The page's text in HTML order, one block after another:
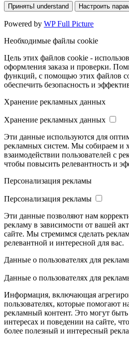
Принять I understand Настроить
Powered by WP Full Picture
Необходимые файлы cookie
Цель этих файлов cookie -
оформления заказа и проверки.
функций, с помощью этих файлов
обеспечить безопасность и
Хранение рекламных данных
Хранение рекламных данных
Эти данные используются для
рекламных систем. Мы собираем и
взаимодействии пользователей с
чтобы повысить релевантность и
Персонализация рекламы
Персонализация рекламы
Эти данные позволяют нам
рекламу в зависимости от вашей
сайте. Мы стремимся сделать
релевантной и интересной для вас.
Данные о пользователях для
Данные о пользователях для
Информация, включающая
пользователях, которые помогают
рекламный контент. Это могут
интересах и поведении на сайте,
более полезный и интересный